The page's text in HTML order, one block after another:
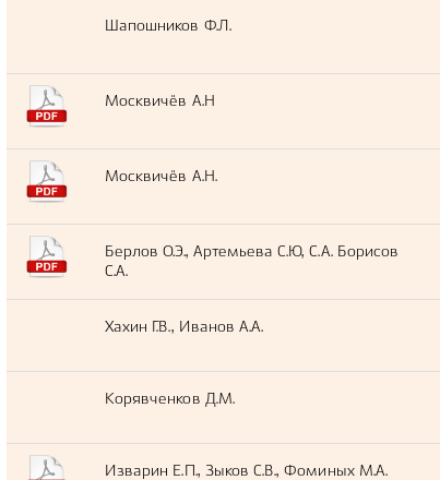
Шапошников Ф.Л.
Москвичёв А.Н
Москвичёв А.Н.
Берлов О.Э., Артемьева С.Ю, С.А. Борисов
С.А.
Хахин Г.В., Иванов A.A.
Корявченков Д.М.
Изварин Е.П., Зыков С.В., Фоминых М.А.